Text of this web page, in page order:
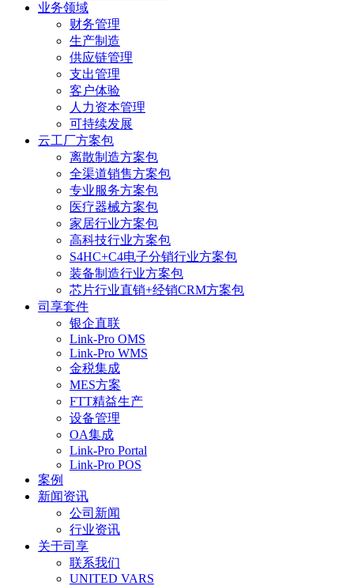
业务领域
财务管理
生产制造
供应链管理
支出管理
客户体验
人力资本管理
可持续发展
云工厂方案包
离散制造方案包
全渠道销售方案包
专业服务方案包
医疗器械方案包
家居行业方案包
高科技行业方案包
S4HC+C4电子分销行业方案包
装备制造行业方案包
芯片行业直销+经销CRM方案包
司享套件
银企直联
Link-Pro OMS
Link-Pro WMS
金税集成
MES方案
FTT精益生产
设备管理
OA集成
Link-Pro Portal
Link-Pro POS
案例
新闻资讯
公司新闻
行业资讯
关于司享
联系我们
UNITED VARS